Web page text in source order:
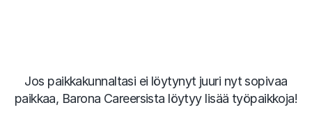
Jos paikkakunnaltasi ei löytynyt juuri nyt sopivaa
paikkaa, Barona Careersista löytyy lisää työpaikkoja!